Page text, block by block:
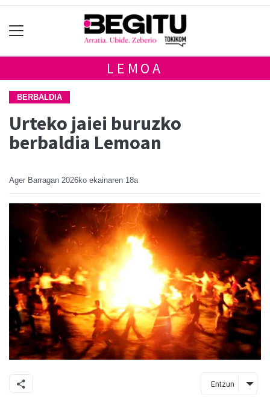
LEMOA
BERBALDIA
Urteko jaiei buruzko
berbaldia Lemoan
Ager Barragan 2026ko ekainaren 18a
Entzun